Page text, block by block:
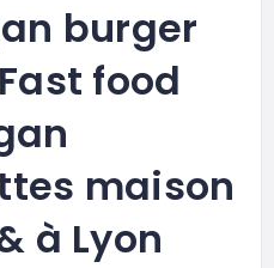
burger
food
maison
à Lyon